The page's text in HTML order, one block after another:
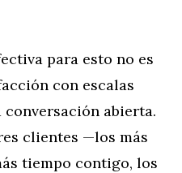
para esto no es
con escalas
conversación abierta.
clientes —los más
tiempo contigo, los